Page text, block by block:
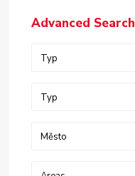
Advanced Search
Typ
Typ
Město